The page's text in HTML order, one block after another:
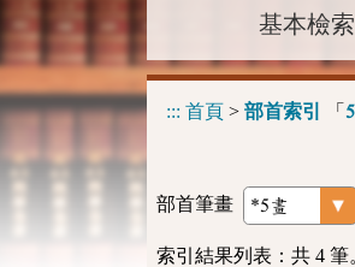
基本檢索
::: 首頁 > 部首索引 「
部首筆畫
索引結果列表：共 4 筆